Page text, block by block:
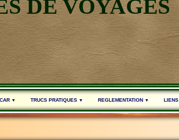
DE VOYAGES
▼ TRUCS PRATIQUES ▼ REGLEMENTATION ▼ LIENS